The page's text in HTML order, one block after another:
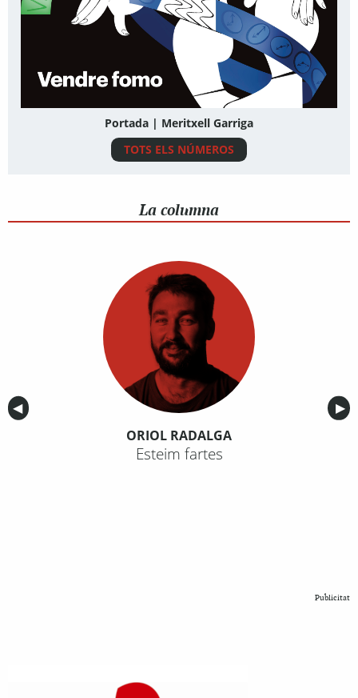
Portada | Meritxell Garriga
TOTS ELS NÚMEROS
La columna
Anterior
◀︎ ▶︎
ORIOL RADALGA
Esteim fartes
Publicitat